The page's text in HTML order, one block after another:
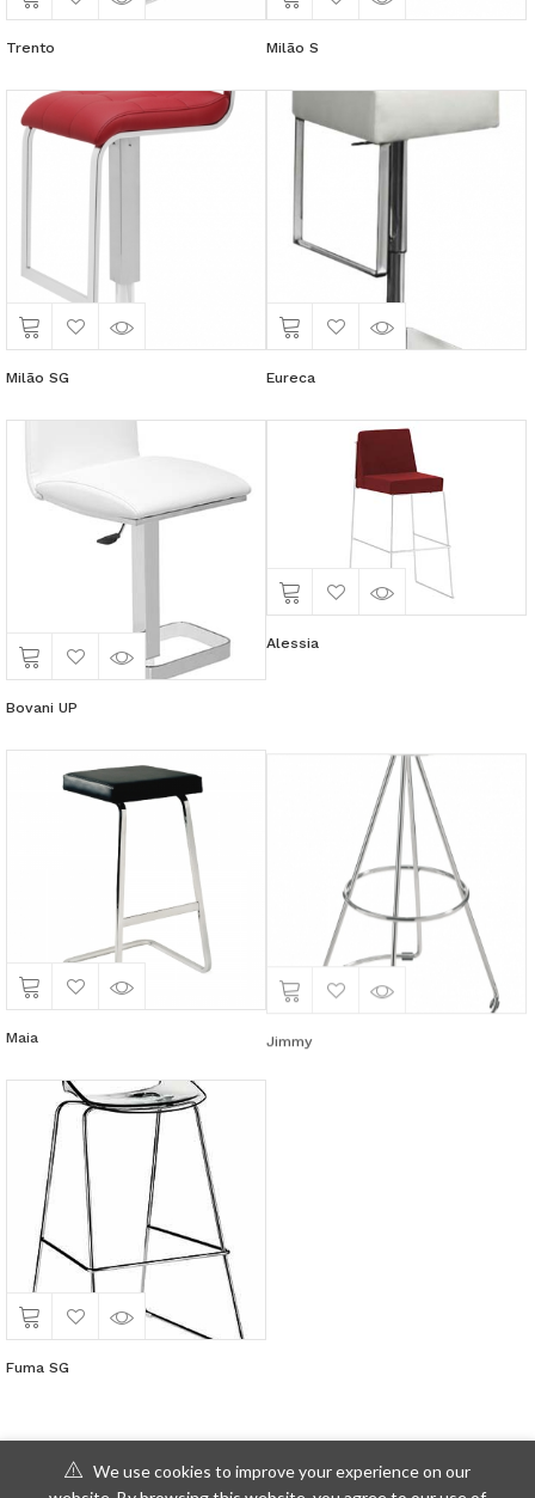
Trento Milão S
Milão SG Eureca
Bovani UP
Alessia
Maia Jimmy
Fuma SG
We use cookies to improve your experience on our